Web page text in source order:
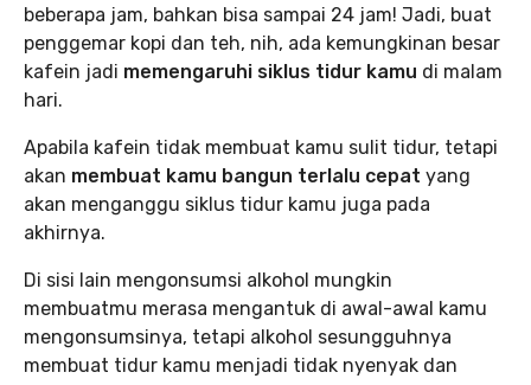
beberapa jam, bahkan bisa sampai 24 jam! Jadi, buat
penggemar kopi dan teh, nih, ada kemungkinan besar
kafein jadi memengaruhi siklus tidur kamu di malam
hari.
Apabila kafein tidak membuat kamu sulit tidur, tetapi
akan membuat kamu bangun terlalu cepat yang
akan menganggu siklus tidur kamu juga pada
akhirnya.
Di sisi lain mengonsumsi alkohol mungkin
membuatmu merasa mengantuk di awal-awal kamu
mengonsumsinya, tetapi alkohol sesungguhnya
membuat tidur kamu menjadi tidak nyenyak dan